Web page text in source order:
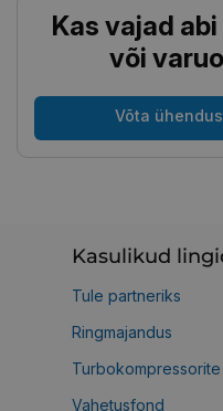
Kas vajad
või
Võta
Kasulikud
Tule partneriks
Ringmajandus
Turbokompressorite
Vahetusfond